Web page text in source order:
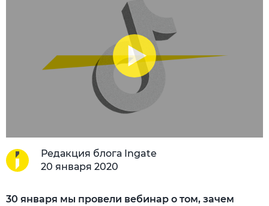
Редакция блога Ingate
20 января 2020
30 января мы провели вебинар о том, зачем